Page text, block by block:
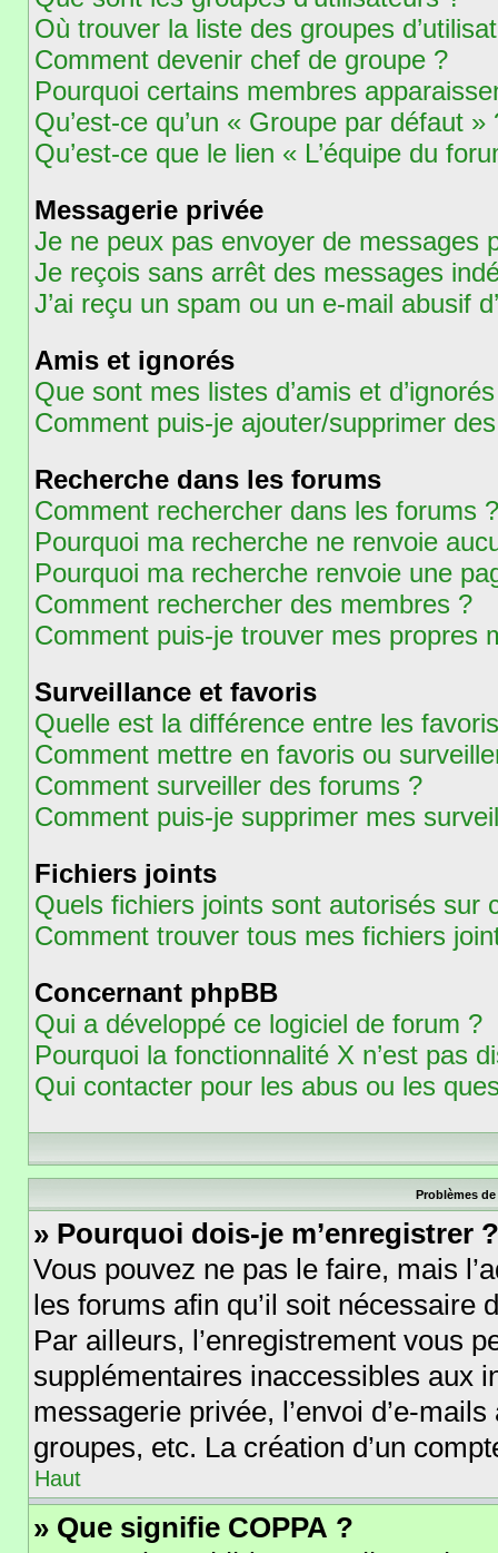
Où trouver la liste des groupes
Comment devenir chef de groupe ?
Pourquoi certains membres
Qu’est-ce qu’un « Groupe par défaut »
Qu’est-ce que le lien « L’équipe du
Messagerie privée
Je ne peux pas envoyer de messages
Je reçois sans arrêt des messages
J’ai reçu un spam ou un e-mail abusif
Amis et ignorés
Que sont mes listes d’amis et
Comment puis-je ajouter/supprimer
Recherche dans les forums
Comment rechercher dans les forums ?
Pourquoi ma recherche ne renvoie
Pourquoi ma recherche renvoie une
Comment rechercher des membres ?
Comment puis-je trouver mes propres
Surveillance et favoris
Quelle est la différence entre les
Comment mettre en favoris ou
Comment surveiller des forums ?
Comment puis-je supprimer mes
Fichiers joints
Quels fichiers joints sont autorisés sur
Comment trouver tous mes fichiers
Concernant phpBB
Qui a développé ce logiciel de forum ?
Pourquoi la fonctionnalité X n’est pas
Qui contacter pour les abus ou les
Problèmes
» Pourquoi dois-je m’enregistrer ?
Vous pouvez ne pas le faire, mais
les forums afin qu’il soit nécessaire
Par ailleurs, l’enregistrement vous
supplémentaires inaccessibles aux
messagerie privée, l’envoi d’e-
groupes, etc. La création d’un
Haut
» Que signifie COPPA ?